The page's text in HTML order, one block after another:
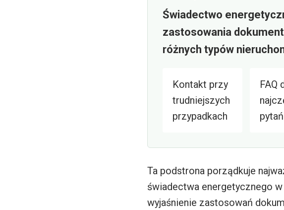
Świadectwo
zastosowania
różnych typów
Kontakt przy
trudniejszych
przypadkach
FAQ
pytań
Ta podstrona porządkuje
świadectwa energetycznego
wyjaśnienie zastosowań